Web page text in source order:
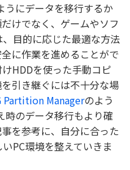
うにデータを移行するか
けでなく、ゲームやソフ
目的に応じた最適な方法
に作業を進めることがで
HDDを使った手動コピ
引き継ぐには不十分な場
Partition Managerのよう
時のデータ移行もより確
を参考に、自分に合った
PC環境を整えていきま